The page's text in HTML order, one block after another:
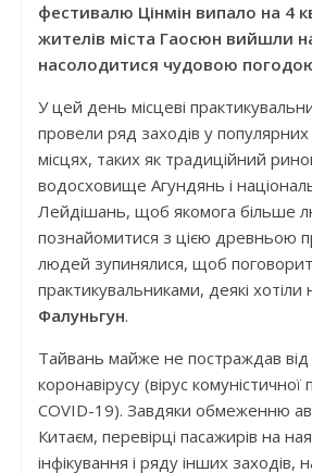
фестивалю Цінмін випало на 4
жителів міста Гаосюн вийшли
насолодитися чудовою
У цей день місцеві
провели ряд заходів у
місцях, таких як традиційний
водосховище Агундянь і
Лейдішань, щоб якомога більше
познайомитися з цією древньою
людей зупинялися, щоб
практикувальниками, деякі хотіли
Фалуньгун.
Тайвань майже не постраждав від
коронавірусу (вірус комуністичної
COVID-19). Завдяки обмеженню
Китаєм, перевірці пасажирів на
інфікування і ряду інших заходів,